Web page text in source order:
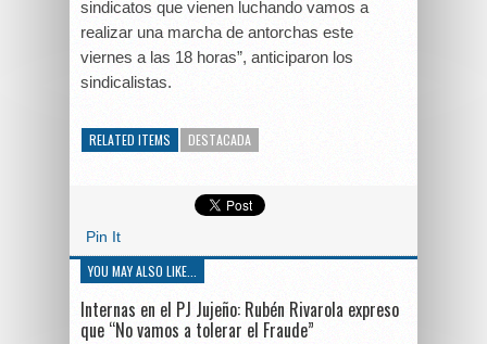
sindicatos que vienen luchando vamos a
realizar una marcha de antorchas este
viernes a las 18 horas”, anticiparon los
sindicalistas.
RELATED ITEMS DESTACADA
Pin It
YOU MAY ALSO LIKE...
Internas en el PJ Jujeño: Rubén Rivarola expreso
que “No vamos a tolerar el Fraude”